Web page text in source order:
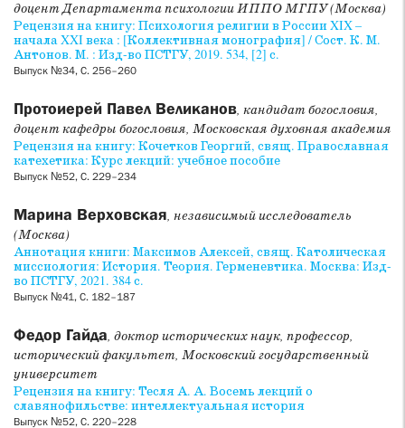
доцент Департамента психологии ИППО МГПУ (Москва)
Рецензия на книгу: Психология религии в России XIX –
начала XXI века : [Коллективная монография] / Сост. К. М.
Антонов. М. : Изд-во ПСТГУ, 2019. 534, [2] с.
Выпуск №34, С. 256–260
Протоиерей Павел Великанов, кандидат богословия,
доцент кафедры богословия, Московская духовная академия
Рецензия на книгу: Кочетков Георгий, свящ. Православная
катехетика: Курс лекций: учебное пособие
Выпуск №52, С. 229–234
Марина Верховская, независимый исследователь
(Москва)
Аннотация книги: Максимов Алексей, свящ. Католическая
миссиология: История. Теория. Герменевтика. Москва: Изд-
во ПСТГУ, 2021. 384 с.
Выпуск №41, С. 182–187
Федор Гайда, доктор исторических наук, профессор,
исторический факультет, Московский государственный
университет
Рецензия на книгу: Тесля А. А. Восемь лекций о
славянофильстве: интеллектуальная история
Выпуск №52, С. 220–228